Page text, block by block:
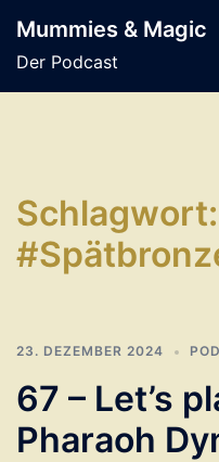
Inhalt
springen
Mummies & Magic
Der Podcast
Schlagwort:
23. DEZEMBER 2024
67 – Let’s
Pharaoh